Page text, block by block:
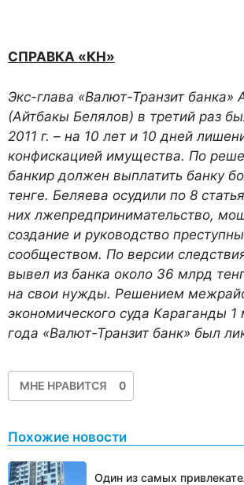
СПРАВКА «КН»
Экс-глава «Валют-Транзит банка»
(Айтбакы Белялов) в третий раз
2011 г. – на 10 лет и 10 дней
конфискацией имущества. По
банкир должен выплатить банку
тенге. Беляева осудили по 8
них лжепредпринимательство,
создание и руководство
сообществом. По версии
вывел из банка около 36 млрд
на свои нужды. Решением
экономического суда Караганды 1
года «Валют-Транзит банк» был
МНЕ НРАВИТСЯ 0
Похожие новости
Один из самых